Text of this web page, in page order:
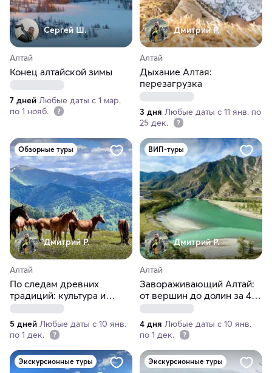
Сергей Ш.
Алтай
Конец алтайской зимы
7 дней Любые даты с 1 мар.
по 1 нояб.
Дмитрий Р.
Алтай
Дыхание Алтая:
перезагрузка
3 дня Любые даты с 11 янв. по
25 дек.
Обзорные туры
Дмитрий Р.
Алтай
По следам древних
традиций: культура и
природа Алтая
5 дней Любые даты с 10 янв.
по 1 дек.
ВИП-туры
Дмитрий Р.
Алтай
Завораживающий Алтай:
от вершин до долин за 4
дня
4 дня Любые даты с 10 янв.
по 1 дек.
Экскурсионные туры Экскурсионные туры